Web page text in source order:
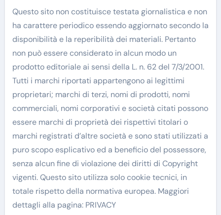
Questo sito non costituisce testata giornalistica e non
ha carattere periodico essendo aggiornato secondo la
disponibilità e la reperibilità dei materiali. Pertanto
non può essere considerato in alcun modo un
prodotto editoriale ai sensi della L. n. 62 del 7/3/2001.
Tutti i marchi riportati appartengono ai legittimi
proprietari; marchi di terzi, nomi di prodotti, nomi
commerciali, nomi corporativi e società citati possono
essere marchi di proprietà dei rispettivi titolari o
marchi registrati d’altre società e sono stati utilizzati a
puro scopo esplicativo ed a beneficio del possessore,
senza alcun fine di violazione dei diritti di Copyright
vigenti. Questo sito utilizza solo cookie tecnici, in
totale rispetto della normativa europea. Maggiori
dettagli alla pagina: PRIVACY